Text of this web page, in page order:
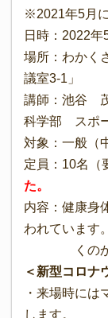
※2021年5月
日時：2022
場所：わか
議室3-1」
講師：池谷
科学部 スポ
対象：一般（
定員：10名
た。
内容：健康身
われています
くのかを
＜新型コロナ
・来場時には
します。